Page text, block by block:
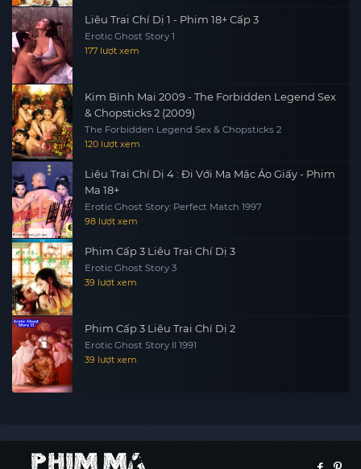
Liêu Trai Chí Dị 1 - Phim 18+ Cấp 3
Erotic Ghost Story 1
177 lượt xem
Kim Bình Mai 2009 - The Forbidden Legend Sex
& Chopsticks 2 (2009)
The Forbidden Legend Sex & Chopsticks 2
120 lượt xem
Liêu Trai Chí Dị 4 : Đi Với Ma Mặc Áo Giấy - Phim
Ma 18+
Erotic Ghost Story: Perfect Match 1997
98 lượt xem
Phim Cấp 3 Liêu Trai Chí Dị 3
Erotic Ghost Story 3
39 lượt xem
Phim Cấp 3 Liêu Trai Chí Dị 2
Erotic Ghost Story II 1991
39 lượt xem